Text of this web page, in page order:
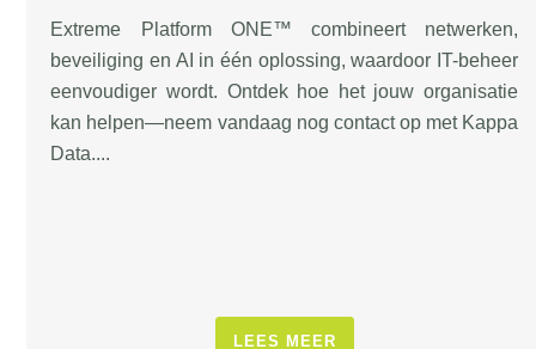
Extreme Platform ONE™ combineert netwerken,
beveiliging en AI in één oplossing, waardoor IT-beheer
eenvoudiger wordt. Ontdek hoe het jouw organisatie
kan helpen—neem vandaag nog contact op met Kappa
Data....
LEES MEER